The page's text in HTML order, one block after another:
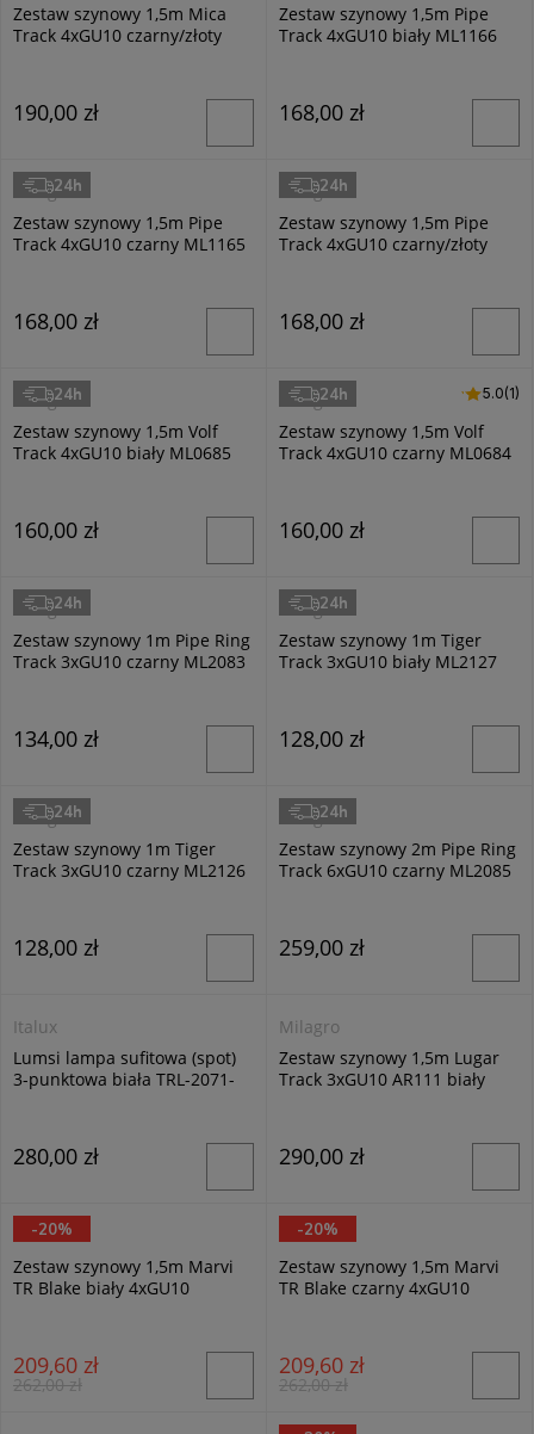
Zestaw szynowy 1,5m Mica
Track 4xGU10 czarny/złoty
190,00 zł
Zestaw szynowy 1,5m Pipe
Track 4xGU10 biały ML1166
168,00 zł
Milagro
Zestaw szynowy 1,5m Pipe
Track 4xGU10 czarny ML1165
168,00 zł
24h
Milagro
Zestaw szynowy 1,5m Pipe
Track 4xGU10 czarny/złoty
168,00 zł
24h
Milagro
Zestaw szynowy 1,5m Volf
Track 4xGU10 biały ML0685
160,00 zł
24h
Milagro
Zestaw szynowy 1,5m Volf
Track 4xGU10 czarny ML0684
5.0 (1)
5.0(1)
160,00 zł
24h
Milagro
Zestaw szynowy 1m Pipe Ring
Track 3xGU10 czarny ML2083
134,00 zł
24h
Milagro
Zestaw szynowy 1m Tiger
Track 3xGU10 biały ML2127
128,00 zł
24h
Milagro
Zestaw szynowy 1m Tiger
Track 3xGU10 czarny ML2126
128,00 zł
24h
Milagro
Zestaw szynowy 2m Pipe Ring
Track 6xGU10 czarny ML2085
259,00 zł
24h
Italux
Lumsi lampa sufitowa (spot)
3-punktowa biała TRL-2071-
280,00 zł
Milagro
Zestaw szynowy 1,5m Lugar
Track 3xGU10 AR111 biały
290,00 zł
Italux
Zestaw szynowy 1,5m Marvi
TR Blake biały 4xGU10
209,60 zł
262,00 zł
-20%
Italux
Zestaw szynowy 1,5m Marvi
TR Blake czarny 4xGU10
209,60 zł
262,00 zł
-20%